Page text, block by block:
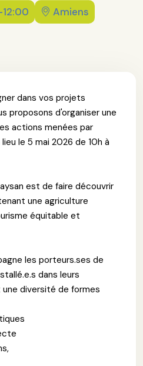
Amiens
dans vos projets
proposons d'organiser une
actions menées par
le 5 mai 2026 de 10h à
est de faire découvrir
une agriculture
équitable et
les porteurs.ses de
dans leurs
diversité de formes